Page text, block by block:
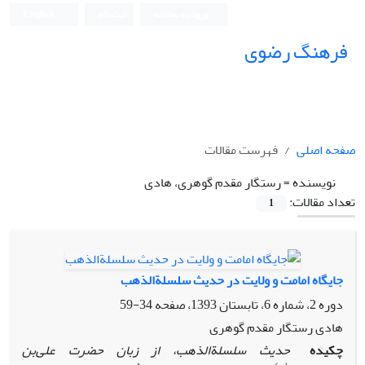
فرهنگ رضوی
صفحه اصلی
فهرست مقالات
نویسنده =رستگار مقدم گوهری، هادی
تعداد مقالات:
1
جایگاه امامت و ولایت در حدیث سلسلة‌الذهب
دوره 2، شماره 6، تابستان 1393، صفحه
34-59
هادی رستگار مقدم گوهری
چکیده
حدیث سلسلة‌الذهب، از زبان حضرت علی‌بن